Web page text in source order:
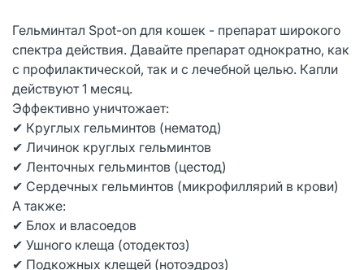
Гельминтал Spot-on для кошек - препарат широкого
спектра действия. Давайте препарат однократно, как
с профилактической, так и с лечебной целью. Капли
действуют 1 месяц.
Эффективно уничтожает:
✔ Круглых гельминтов (нематод)
✔ Личинок круглых гельминтов
✔ Ленточных гельминтов (цестод)
✔ Сердечных гельминтов (микрофиллярий в крови)
А также:
✔ Блох и власоедов
✔ Ушного клеща (отодектоз)
✔ Подкожных клещей (нотоэдроз)